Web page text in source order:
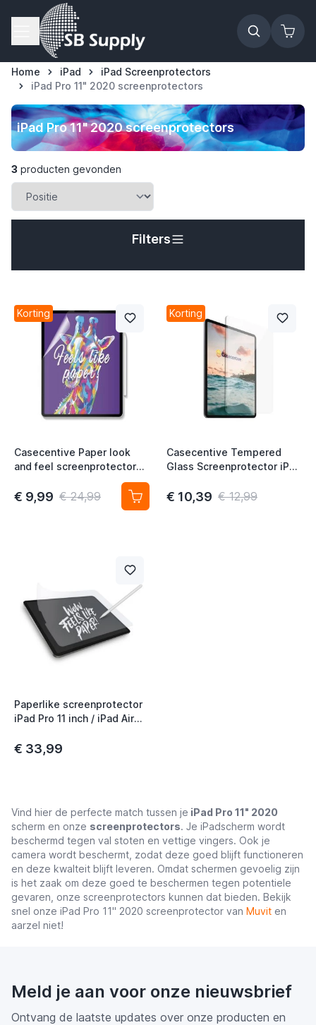
Ga naar de inhoud
Home iPad
iPad Screenprotectors
iPad Pro 11" 2020 screenprotectors
iPad Pro 11" 2020 screenprotectors
3 producten gevonden
Filters
Korting
Casecentive Paper look
and feel screenprotector
iPad Pro 11" 2018 / 2020 /
2022 / iPad Air (2020)
€ 9,99 € 24,99
Korting
Casecentive Tempered
Glass Screenprotector iPad
(2018 / 2020 / 2021 / 2022)
€ 10,39 € 12,99
Paperlike screenprotector
iPad Pro 11 inch / iPad Air
€ 33,99
Vind hier de perfecte match tussen je iPad Pro 11" 2020
scherm en onze screenprotectors. Je iPadscherm wordt
beschermd tegen val stoten en vettige vingers. Ook je
camera wordt beschermt, zodat deze goed blijft functioneren
en deze kwalteit blijft leveren. Omdat schermen gevoelig zijn
is het zaak om deze goed te beschermen tegen potentiele
gevaren, onze screenprotectors kunnen dat bieden. Bekijk
snel onze iPad Pro 11" 2020 screenprotector van Muvit en
aarzel niet!
Meld je aan voor onze nieuwsbrief
Ontvang de laatste updates over onze producten en